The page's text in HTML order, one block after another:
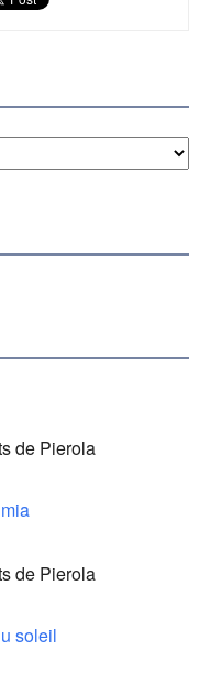
de Pierola
de Pierola
soleil